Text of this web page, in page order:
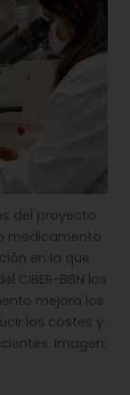
del proyecto
medicamento
en la que
CIBER-BBN los
mejora los
los costes y
Imagen: